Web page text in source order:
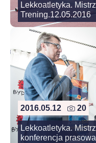
Lekkoatletyka.
Trening.12.05.2016
2016.05.12 20
Lekkoatletyka.
konferencja